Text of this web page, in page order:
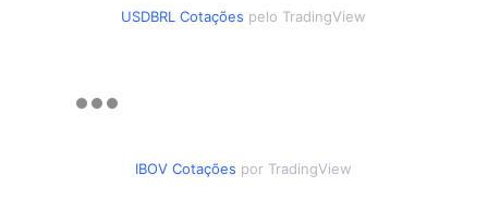
USDBRL Cotações pelo TradingView
IBOV Cotações por TradingView